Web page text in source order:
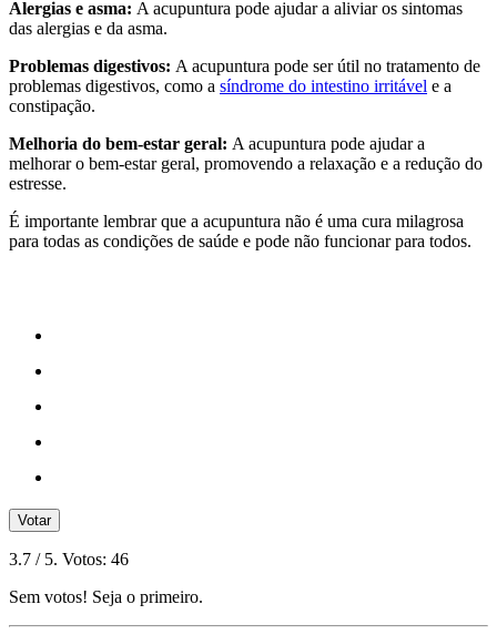
Alergias e asma: A acupuntura pode ajudar a aliviar os sintomas
das alergias e da asma.
Problemas digestivos: A acupuntura pode ser útil no tratamento de
problemas digestivos, como a síndrome do intestino irritável e a
constipação.
Melhoria do bem-estar geral: A acupuntura pode ajudar a
melhorar o bem-estar geral, promovendo a relaxação e a redução do
estresse.
É importante lembrar que a acupuntura não é uma cura milagrosa
para todas as condições de saúde e pode não funcionar para todos.
Votar
3.7 / 5. Votos: 46
Sem votos! Seja o primeiro.